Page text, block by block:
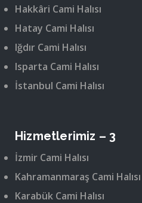
Hakkâri Cami Halısı
Hatay Cami Halısı
Iğdır Cami Halısı
Isparta Cami Halısı
İstanbul Cami Halısı
Hizmetlerimiz – 3
İzmir Cami Halısı
Kahramanmaraş Cami Halısı
Karabük Cami Halısı